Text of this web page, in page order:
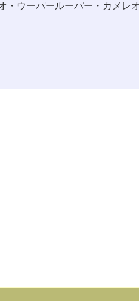
ウーパールーパー・カメレ